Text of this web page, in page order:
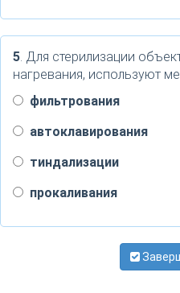
5. Для стерилизации
нагревания, используют
фильтрования
автоклавирования
тиндализации
прокаливания